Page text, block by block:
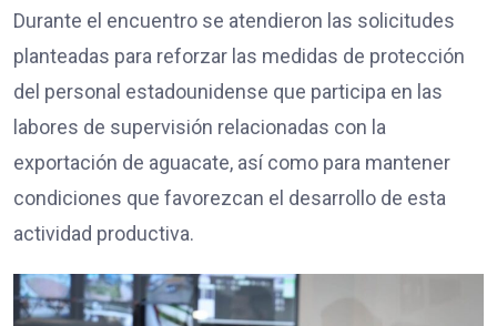
Durante el encuentro se atendieron las solicitudes
planteadas para reforzar las medidas de protección
del personal estadounidense que participa en las
labores de supervisión relacionadas con la
exportación de aguacate, así como para mantener
condiciones que favorezcan el desarrollo de esta
actividad productiva.